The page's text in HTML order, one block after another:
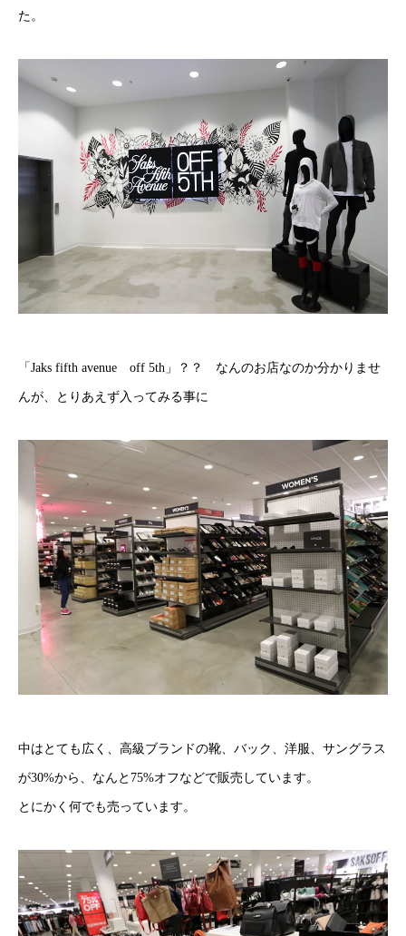
た。
「Jaks fifth avenue off 5th」？？ なんのお店なのか分かりませ
んが、とりあえず入ってみる事に
中はとても広く、高級ブランドの靴、バック、洋服、サングラス
が30%から、なんと75%オフなどで販売しています。
とにかく何でも売っています。